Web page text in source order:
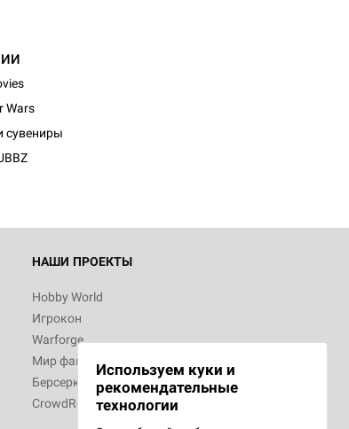
Wars
сувениры
НАШИ ПРОЕКТЫ
Hobby World
Игрокон
Warforge
Мир фантастики
Берсерк
CrowdRepublic
Используем куки и
рекомендательные
технологии